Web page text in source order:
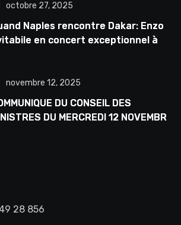
octobre 27, 2025
Naples rencontre Dakar: Enzo
en concert exceptionnel à
novembre 12, 2025
DU CONSEIL DES
DU MERCREDI 12 NOVEMBRE
28 856